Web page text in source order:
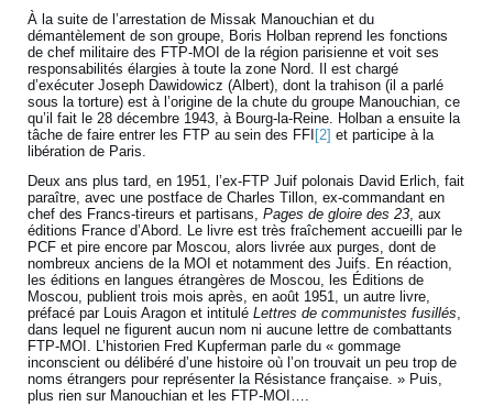
À la suite de l’arrestation de Missak Manouchian et du
démantèlement de son groupe, Boris Holban reprend les fonctions
de chef militaire des FTP-MOI de la région parisienne et voit ses
responsabilités élargies à toute la zone Nord. Il est chargé
d’exécuter Joseph Dawidowicz (Albert), dont la trahison (il a parlé
sous la torture) est à l’origine de la chute du groupe Manouchian, ce
qu’il fait le 28 décembre 1943, à Bourg-la-Reine. Holban a ensuite la
tâche de faire entrer les FTP au sein des FFI [2] et participe à la
libération de Paris.
Deux ans plus tard, en 1951, l’ex-FTP Juif polonais David Erlich, fait
paraître, avec une postface de Charles Tillon, ex-commandant en
chef des Francs-tireurs et partisans,Pages de gloire des 23, aux
éditions France d’Abord. Le livre est très fraîchement accueilli par le
PCF et pire encore par Moscou, alors livrée aux purges, dont de
nombreux anciens de la MOI et notamment des Juifs. En réaction,
les éditions en langues étrangères de Moscou, les Éditions de
Moscou, publient trois mois après, en août 1951, un autre livre,
préfacé par Louis Aragon et intituléLettres de communistes fusillés,
dans lequel ne figurent aucun nom ni aucune lettre de combattants
FTP-MOI. L’historien Fred Kupferman parle du « gommage
inconscient ou délibéré d’une histoire où l’on trouvait un peu trop de
noms étrangers pour représenter la Résistance française. » Puis,
plus rien sur Manouchian et les FTP-MOI….